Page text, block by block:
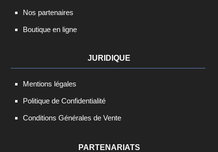
Nos partenaires
Boutique en ligne
JURIDIQUE
Mentions légales
Politique de Confidentialité
Conditions Générales de Vente
PARTENARIATS